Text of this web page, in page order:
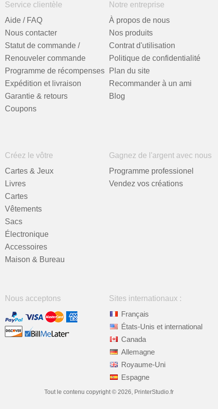
Service clientèle
Aide / FAQ
Nous contacter
Statut de commande /
Renouveler commande
Programme de récompenses
Expédition et livraison
Garantie & retours
Coupons
Notre entreprise
À propos de nous
Nos produits
Contrat d'utilisation
Politique de confidentialité
Plan du site
Recommander à un ami
Blog
Créez le vôtre
Cartes & Jeux
Livres
Cartes
Vêtements
Sacs
Électronique
Accessoires
Maison & Bureau
Gagnez de l'argent avec nous
Programme professionel
Vendez vos créations
Nous acceptons
Sites internationaux :
Français
États-Unis et international
Canada
Allemagne
Royaume-Uni
Espagne
Tout le contenu copyright © 2026, PrinterStudio.fr